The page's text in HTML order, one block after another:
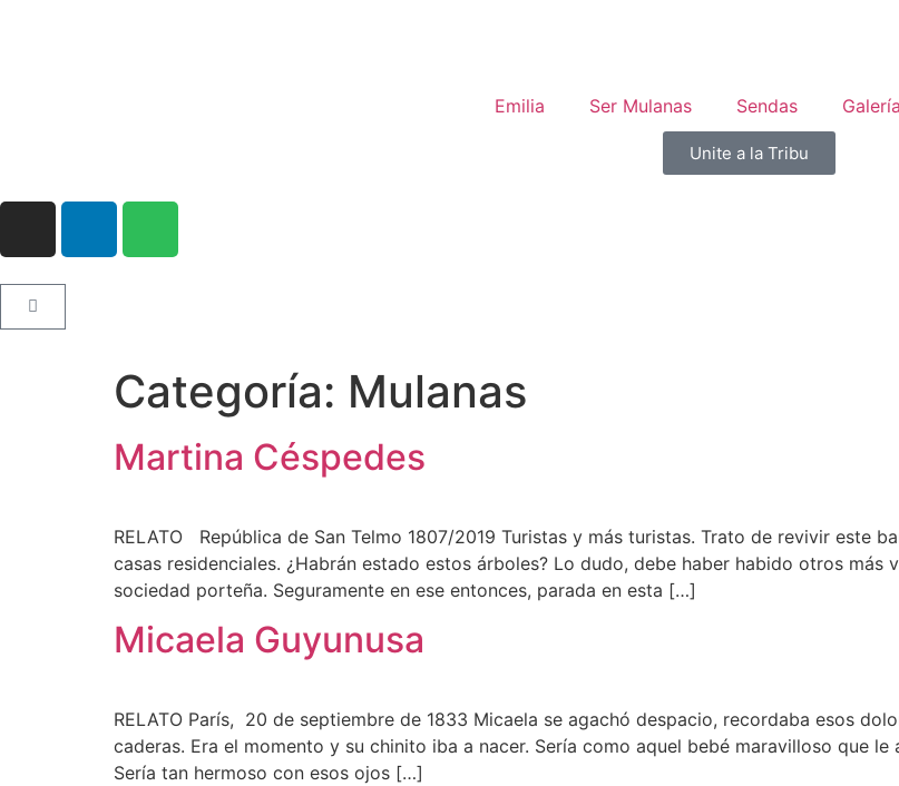
Emilia Ser Mulanas Sendas Galería
Unite a la Tribu
Categoría: Mulanas
Martina Céspedes
RELATO República de San Telmo 1807/2019 Turistas y más turistas. Trato de revivir este
casas residenciales. ¿Habrán estado estos árboles? Lo dudo, debe haber habido otros más
sociedad porteña. Seguramente en ese entonces, parada en esta […]
Micaela Guyunusa
RELATO París, 20 de septiembre de 1833 Micaela se agachó despacio, recordaba esos
caderas. Era el momento y su chinito iba a nacer. Sería como aquel bebé maravilloso que
Sería tan hermoso con esos ojos […]